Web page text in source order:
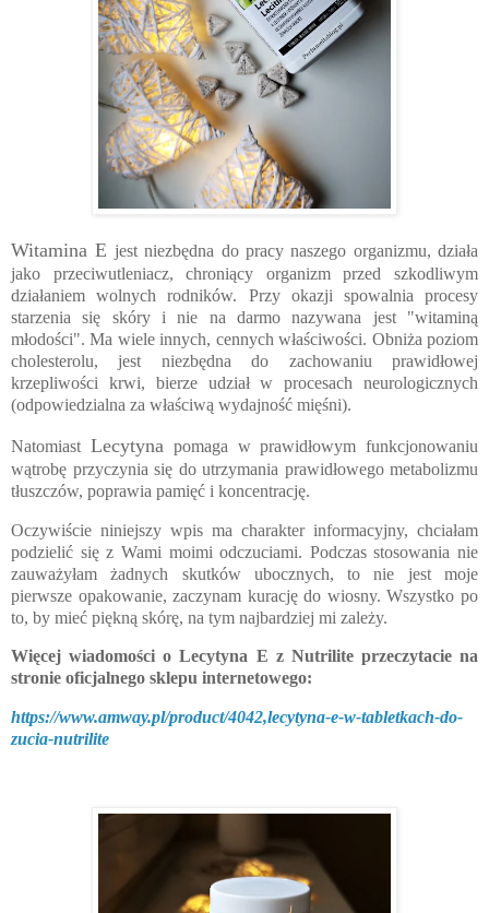
Witamina E jest niezbędna do pracy naszego organizmu, działa
jako przeciwutleniacz, chroniący organizm przed szkodliwym
działaniem wolnych rodników. Przy okazji spowalnia procesy
starzenia się skóry i nie na darmo nazywana jest "witaminą
młodości". Ma wiele innych, cennych właściwości. Obniża poziom
cholesterolu, jest niezbędna do zachowaniu prawidłowej
krzepliwości krwi, bierze udział w procesach neurologicznych
(odpowiedzialna za właściwą wydajność mięśni).
Natomiast Lecytynapomaga w prawidłowym funkcjonowaniu
wątrobę przyczynia się do utrzymania prawidłowego metabolizmu
tłuszczów, poprawia pamięć i koncentrację.
Oczywiście niniejszy wpis ma charakter informacyjny, chciałam
podzielić się z Wami moimi odczuciami. Podczas stosowania nie
zauważyłam żadnych skutków ubocznych, to nie jest moje
pierwsze opakowanie, zaczynam kurację do wiosny. Wszystko po
to, by mieć piękną skórę, na tym najbardziej mi zależy.
Więcej wiadomości o Lecytyna E z Nutrilite przeczytacie na
stronie oficjalnego sklepu internetowego:
https://www.amway.pl/product/4042,lecytyna-e-w-tabletkach-do-
zucia-nutrilite